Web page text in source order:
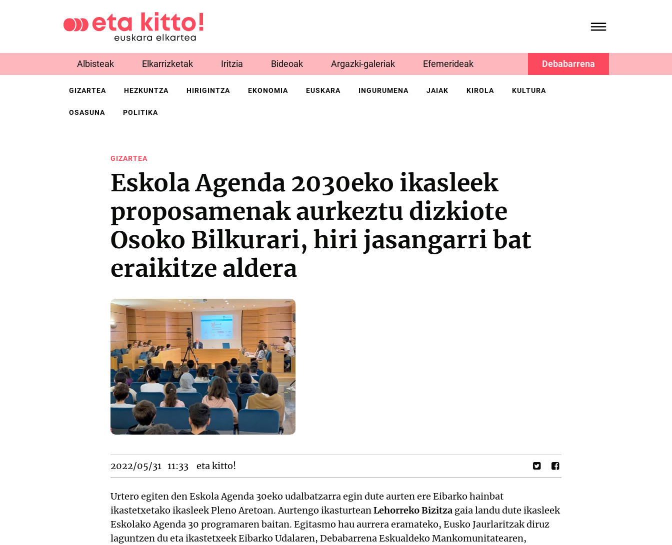
Albisteak Elkarrizketak Iritzia Bideoak Argazki-galeriak Efemerideak Debabarrena
GIZARTEA HEZKUNTZA HIRIGINTZA EKONOMIA EUSKARA INGURUMENA JAIAK KIROLA KULTURA
OSASUNA POLITIKA
GIZARTEA
Eskola Agenda 2030eko ikasleek
proposamenak aurkeztu dizkiote
Osoko Bilkurari, hiri jasangarri bat
eraikitze aldera
2022/05/31 11:33 eta kitto!
Urtero egiten den Eskola Agenda 30eko udalbatzarra egin dute aurten ere Eibarko hainbat
ikastetxetako ikasleek Pleno Aretoan. Aurtengo ikasturteanLehorreko Bizitza gaia landu dute ikasleek
Eskolako Agenda 30 programaren baitan. Egitasmo hau aurrera eramateko, Eusko Jaurlaritzak diruz
laguntzen du eta ikastetxeek Eibarko Udalaren, Debabarrena Eskualdeko Mankomunitatearen,